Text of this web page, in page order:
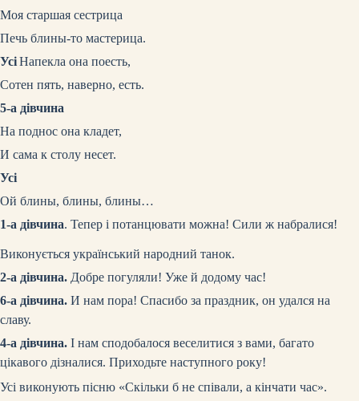
Моя старшая сестрица
Печь блины-то мастерица.
УсіНапекла она поесть,
Сотен пять, наверно, есть.
5-а дівчина
На поднос она кладет,
И сама к столу несет.
Усі
Ой блины, блины, блины…
1-а дівчина. Тепер і потанцювати можна! Сили ж набралися!
Виконується український народний танок.
2-а дівчина. Добре погуляли! Уже й додому час!
6-а дівчина. И нам пора! Спасибо за праздник, он удался на
славу.
4-а дівчина. І нам сподобалося веселитися з вами, багато
цікавого дізналися. Приходьте наступного року!
Усі виконують пісню «Скільки б не співали, а кінчати час».